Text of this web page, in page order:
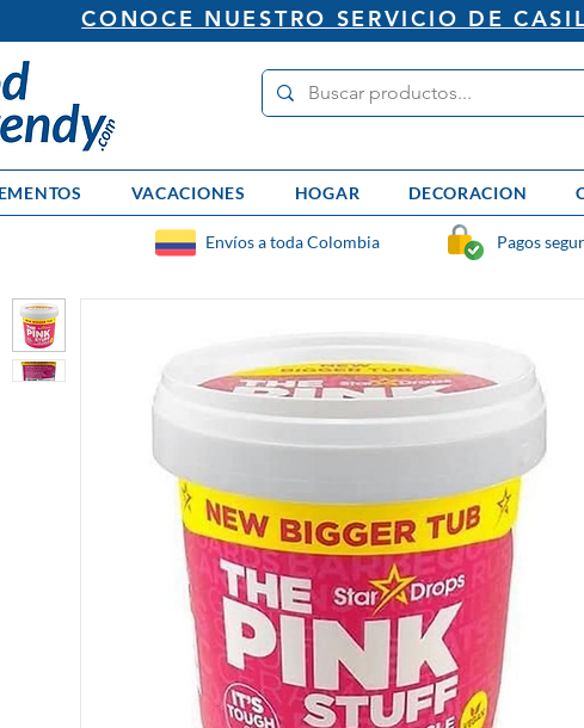
CONOCE NUESTRO SERVICIO DE
VACACIONES HOGAR DECORACION
Pagos
Envíos a toda Colombia